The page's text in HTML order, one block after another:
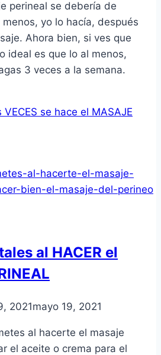
perineal se debería de
yo lo hacía, después
Ahora bien, si ves que
ideal es que lo al menos,
3 veces a la semana.
VECES se hace el MASAJE
al HACER el
2021mayo 19, 2021
al hacerte el masaje
el aceite o crema para el